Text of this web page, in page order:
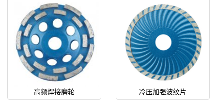
高频焊接磨轮 冷压加强波纹片